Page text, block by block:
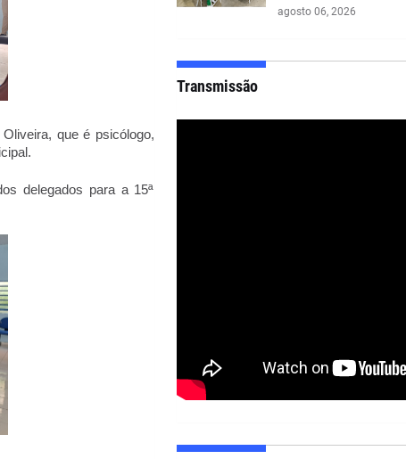
que é psicólogo,
delegados para a 15ª
agosto 06, 2026
Transmissão